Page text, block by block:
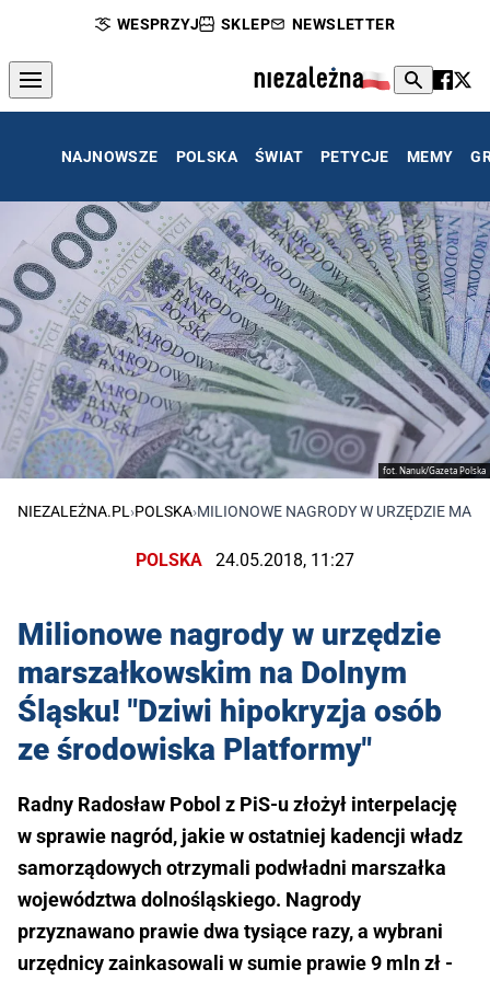
WESPRZYJ SKLEP NEWSLETTER
NAJNOWSZE POLSKA ŚWIAT PETYCJE MEMY
fot. Nanuk/Gazeta Polska
NIEZALEŻNA.PL›POLSKA›MILIONOWE NAGRODY W URZĘDZIE
POLSKA 24.05.2018, 11:27
Milionowe nagrody w urzędzie
marszałkowskim na Dolnym
Śląsku! "Dziwi hipokryzja osób
ze środowiska Platformy"
Radny Radosław Pobol z PiS-u złożył interpelację
w sprawie nagród, jakie w ostatniej kadencji władz
samorządowych otrzymali podwładni marszałka
województwa dolnośląskiego. Nagrody
przyznawano prawie dwa tysiące razy, a wybrani
urzędnicy zainkasowali w sumie prawie 9 mln zł -